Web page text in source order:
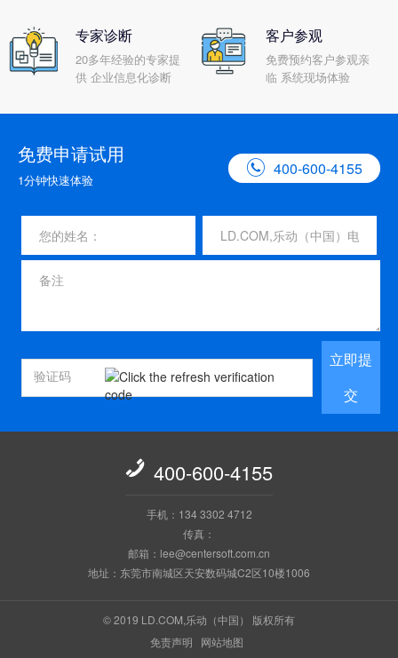
专家诊断
20多年经验的专家提
供 企业信息化诊断
客户参观
免费预约客户参观亲
临 系统现场体验
免费申请试用
1分钟快速体验
 400-600-4155
立即提
交
 400-600-4155
手机：134 3302 4712
传真：
邮箱：lee@centersoft.com.cn
地址：东莞市南城区天安数码城C2区10楼1006
© 2019 LD.COM,乐动（中国） 版权所有
免责声明
网站地图